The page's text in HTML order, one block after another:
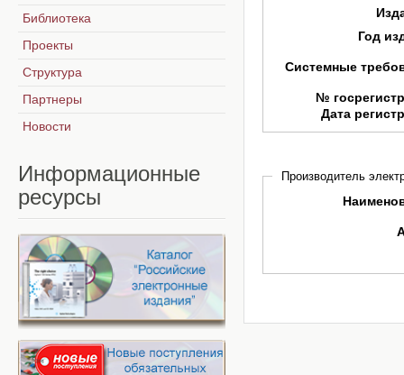
Год
Системные
№
Дата
Производитель
Библиотека
Проекты
Структура
Партнеры
Новости
Информационные
ресурсы